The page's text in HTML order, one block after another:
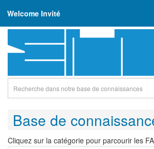
Welcome Invité
Base de
Cliquez sur la catégorie pour parcourir les